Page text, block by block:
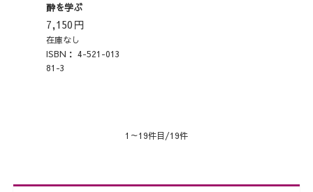
酔を学ぶ
7,150円
在庫なし
ISBN： 4-521-013
81-3
1～19件目/19件